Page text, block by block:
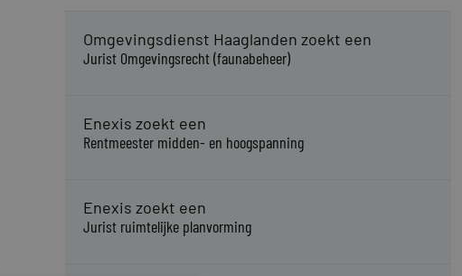
Omgevingsdienst Haaglanden zoekt een
Jurist Omgevingsrecht (faunabeheer)
Enexis zoekt een
Rentmeester midden- en hoogspanning
Enexis zoekt een
Jurist ruimtelijke planvorming